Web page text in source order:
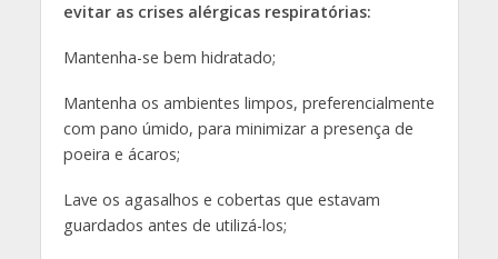
evitar as crises alérgicas respiratórias:
Mantenha-se bem hidratado;
Mantenha os ambientes limpos, preferencialmente
com pano úmido, para minimizar a presença de
poeira e ácaros;
Lave os agasalhos e cobertas que estavam
guardados antes de utilizá-los;